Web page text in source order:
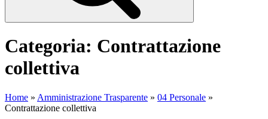
Categoria: Contrattazione
collettiva
Home » Amministrazione Trasparente » 04 Personale »
Contrattazione collettiva